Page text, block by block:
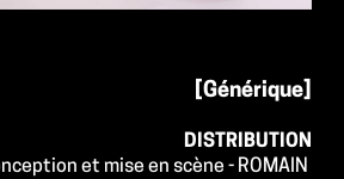
[Générique]
DISTRIBUTION
et mise en scène - ROMAIN